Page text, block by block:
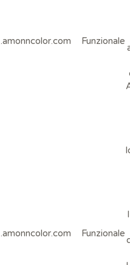
.amonncolor.com Funzionale
.amonncolor.com Funzionale